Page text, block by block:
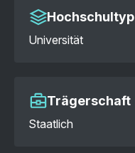
Hochschultyp
Universität
Trägerschaft
Staatlich